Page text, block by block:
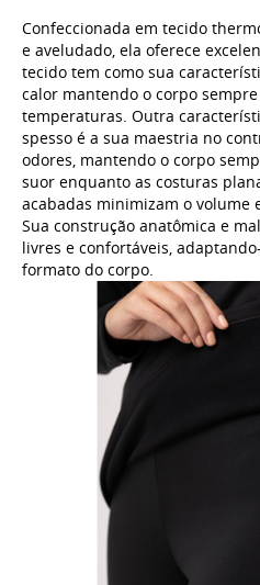
Confeccionada em tecido
e aveludado, ela oferece
tecido tem como sua
calor mantendo o corpo
temperaturas. Outra
spesso é a sua maestria no
odores, mantendo o corpo
suor enquanto as costuras
acabadas minimizam o volume
Sua construção anatômica e
livres e confortáveis,
formato do corpo.